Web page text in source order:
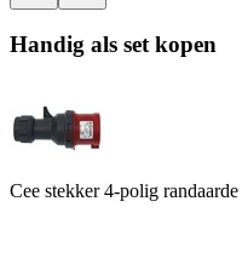
Handig als set kopen
Cee stekker 4-polig